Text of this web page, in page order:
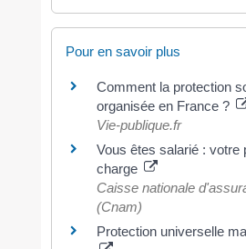
Pour en savoir plus
Comment la protection
organisée en France ?
Vie-publique.fr
Vous êtes salarié : votre
charge
Caisse nationale
(Cnam)
Protection universelle